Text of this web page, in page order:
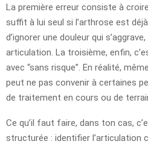
La première erreur consiste à
suffit à lui seul si l’arthrose est
d’ignorer une douleur qui
articulation. La troisième, enfin,
avec “sans risque”. En réalité,
peut ne pas convenir à certaines
de traitement en cours ou de
Ce qu’il faut faire, dans ton cas,
structurée : identifier l’articulation